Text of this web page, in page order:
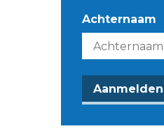
Achternaam